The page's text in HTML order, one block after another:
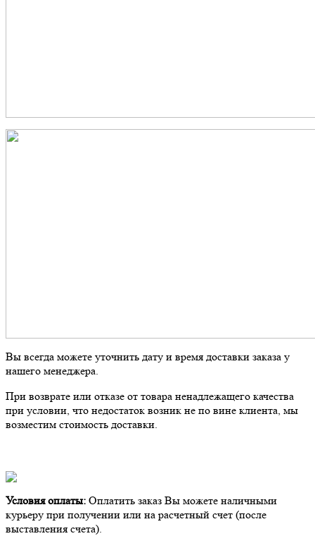
Вы всегда можете уточнить дату и время доставки заказа у
нашего менеджера.
При возврате или отказе от товара ненадлежащего качества
при условии, что недостаток возник не по вине клиента, мы
возместим стоимость доставки.
Условия оплаты: Оплатить заказ Вы можете наличными
курьеру при получении или на расчетный счет (после
выставления счета).